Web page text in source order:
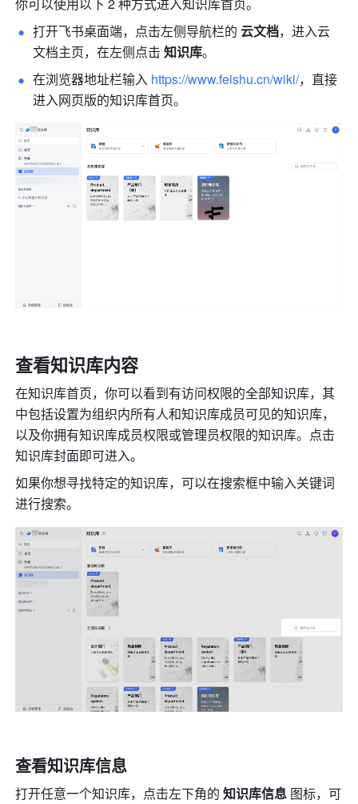
打开飞书桌面端，点击左侧导航栏的 云文档，进入云
文档主页，在左侧点击 知识库。
在浏览器地址栏输入 https://www.feishu.cn/wiki/，直接
进入网页版的知识库首页。
查看知识库内容
在知识库首页，你可以看到有访问权限的全部知识库，其
中包括设置为组织内所有人和知识库成员可见的知识库，
以及你拥有知识库成员权限或管理员权限的知识库。点击
知识库封面即可进入。
如果你想寻找特定的知识库，可以在搜索框中输入关键词
进行搜索。
查看知识库信息
打开任意一个知识库，点击左下角的 知识库信息 图标，可